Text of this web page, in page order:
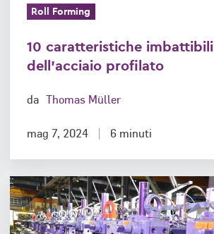
Roll Forming
10 caratteristiche imbattibili
dell'acciaio profilato
da Thomas Müller
mag 7, 2024 6 minuti
Che
cos'è
il